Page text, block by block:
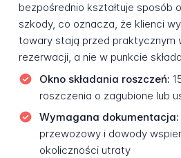
bezpośrednio kształtuje sposób
szkody, co oznacza, że klienci
towary stają przed praktycznym
rezerwacji, a nie w punkcie
Okno składania roszczeń:
roszczenia o zagubione lub
Wymagana dokumentacja:
przewozowy i dowody
okoliczności utraty